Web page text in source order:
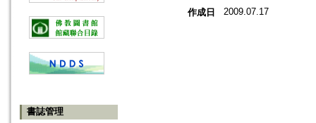
書誌管理
作成日 2009.07.17